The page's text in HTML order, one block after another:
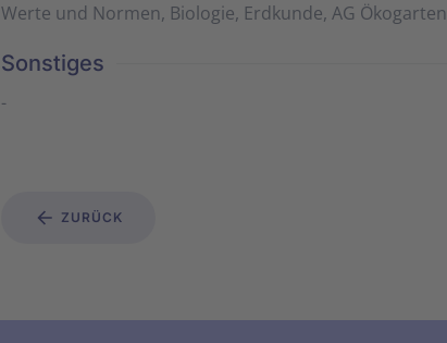
Werte und Normen, Biologie, Erdkunde, AG Ökogarten
Sonstiges
-
ZURÜCK